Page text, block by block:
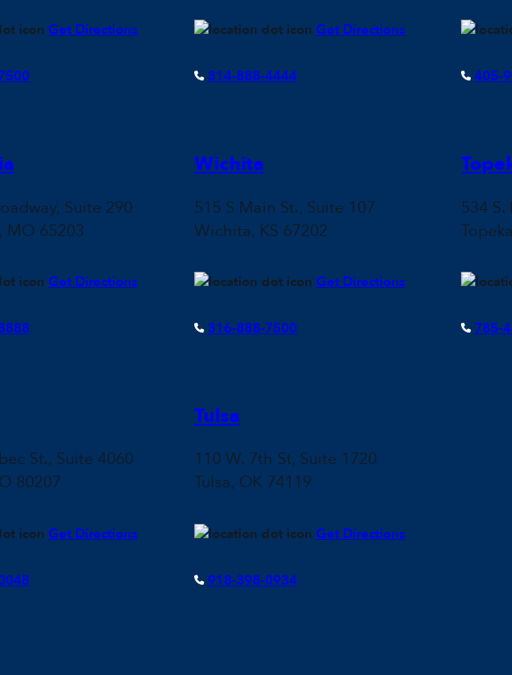
Get Directions Get Directions
314-888-4444 405-
Suite 290
MO 65203
Get Directions
Wichita
515 S Main St., Suite 107
Wichita, KS 67202
Get Directions
316-888-7500
534 S.
785-
St., Suite 4060
80207
Get Directions
Tulsa
110 W. 7th St, Suite 1720
Tulsa, OK 74119
Get Directions
918-398-0934